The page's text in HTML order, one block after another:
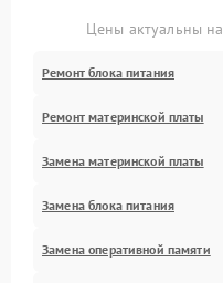
Цены актуальны
Ремонт блока питания
Ремонт материнской платы
Замена материнской платы
Замена блока питания
Замена оперативной памяти